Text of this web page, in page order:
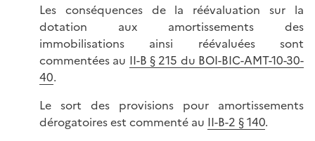
Les conséquences de la réévaluation sur la
dotation aux amortissements des
immobilisations ainsi réévaluéessont
commentées au II-B § 215 du BOI-BIC-AMT-10-30-
40.
Le sort des provisions pour amortissements
dérogatoires est commenté au II-B-2 § 140.